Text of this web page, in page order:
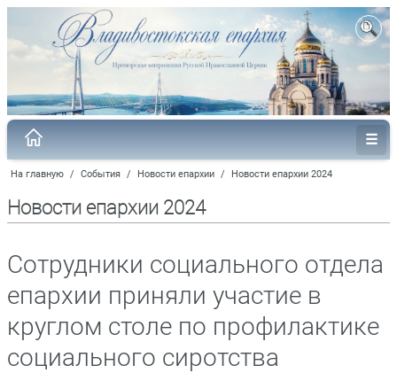
На главную / События / Новости епархии / Новости епархии 2024
Новости епархии 2024
Сотрудники социального отдела
епархии приняли участие в
круглом столе по профилактике
социального сиротства